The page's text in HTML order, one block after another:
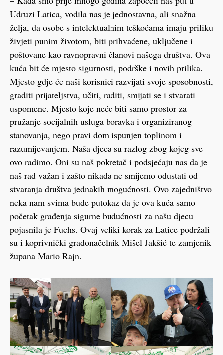
Udruzi Latica, vodila nas je jednostavna, ali snažna
želja, da osobe s intelektualnim teškoćama imaju priliku
živjeti punim životom, biti prihvaćene, uključene i
poštovane kao ravnopravni članovi našega društva. Ova
kuća bit će mjesto sigurnosti, podrške i novih prilika.
Mjesto gdje će naši korisnici razvijati svoje sposobnosti,
graditi prijateljstva, učiti, raditi, smijati se i stvarati
uspomene. Mjesto koje neće biti samo prostor za
pružanje socijalnih usluga boravka i organiziranog
stanovanja, nego pravi dom ispunjen toplinom i
razumijevanjem. Naša djeca su razlog zbog kojeg sve
ovo radimo. Oni su naš pokretač i podsjećaju nas da je
naš rad važan i zašto nikada ne smijemo odustati od
stvaranja društva jednakih mogućnosti. Ovo zajedništvo
neka nam svima bude putokaz da je ova kuća samo
početak građenja sigurne budućnosti za našu djecu –
pojasnila je Fuchs. Ovaj veliki korak za Latice podržali
su i koprivnički gradonačelnik Mišel Jakšić te zamjenik
župana Mario Rajn.